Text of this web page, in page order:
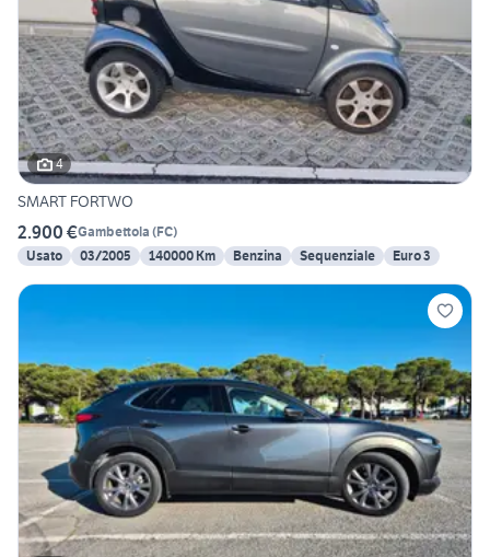
4
SMART FORTWO
2.900 €Gambettola (FC)
Usato
03/2005 140000 Km Benzina Sequenziale Euro 3